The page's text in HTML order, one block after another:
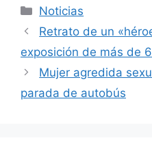
Categorías
Noticias
Retrato de un
exposición de más de
Mujer agredida
parada de autobús